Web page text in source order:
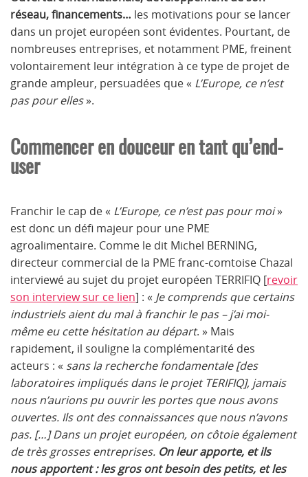
réseau, financements… les motivations pour se lancer
dans un projet européen sont évidentes. Pourtant, de
nombreuses entreprises, et notamment PME, freinent
volontairement leur intégration à ce type de projet de
grande ampleur, persuadées que « L’Europe, ce n’est
pas pour elles».
Commencer en douceur en tant qu’end-
user
Franchir le cap de « L’Europe, ce n’est pas pour moi»
est donc un défi majeur pour une PME
agroalimentaire. Comme le dit Michel BERNING,
directeur commercial de la PME franc-comtoise Chazal
interviewé au sujet du projet européen TERRIFIQ [revoir
son interview sur ce lien] : « Je comprends que certains
industriels aient du mal à franchir le pas – j’ai moi-
même eu cette hésitation au départ. » Mais
rapidement, il souligne la complémentarité des
acteurs : « sans la recherche fondamentale [des
laboratoires impliqués dans le projet TERIFIQ], jamais
nous n’aurions pu ouvrir les portes que nous avons
ouvertes. Ils ont des connaissances que nous n’avons
pas. […] Dans un projet européen, on côtoie également
de très grosses entreprises. On leur apporte, et ils
nous apportent : les gros ont besoin des petits, et les